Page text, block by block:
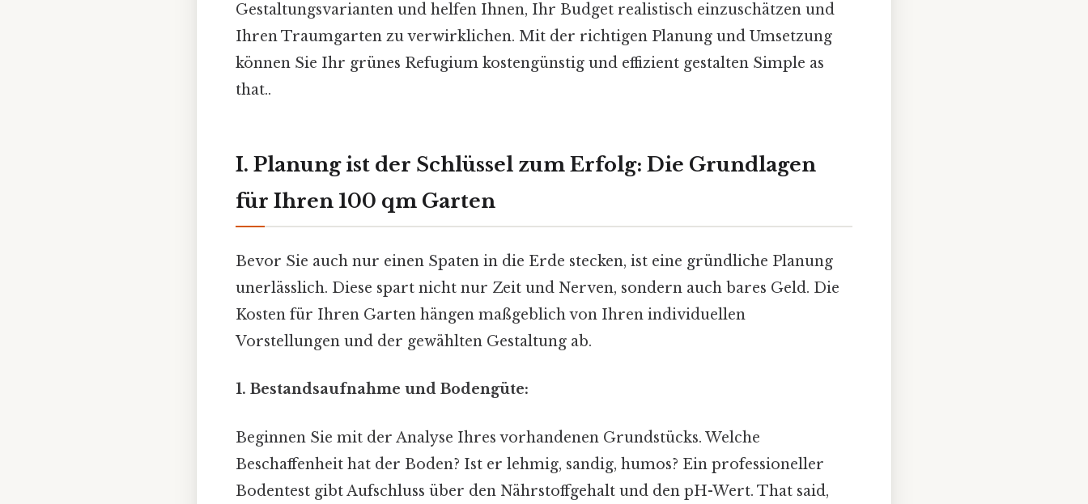
Gestaltungsvarianten und helfen Ihnen, Ihr Budget realistisch einzuschätzen und
Ihren Traumgarten zu verwirklichen. Mit der richtigen Planung und Umsetzung
können Sie Ihr grünes Refugium kostengünstig und effizient gestalten Simple as
that..
I. Planung ist der Schlüssel zum Erfolg: Die Grundlagen
für Ihren 100 qm Garten
Bevor Sie auch nur einen Spaten in die Erde stecken, ist eine gründliche Planung
unerlässlich. Diese spart nicht nur Zeit und Nerven, sondern auch bares Geld. Die
Kosten für Ihren Garten hängen maßgeblich von Ihren individuellen
Vorstellungen und der gewählten Gestaltung ab.
1. Bestandsaufnahme und Bodengüte:
Beginnen Sie mit der Analyse Ihres vorhandenen Grundstücks. Welche
Beschaffenheit hat der Boden? Ist er lehmig, sandig, humos? Ein professioneller
Bodentest gibt Aufschluss über den Nährstoffgehalt und den pH-Wert. That said,